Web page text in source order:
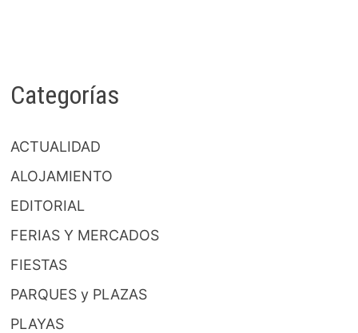
Categorías
ACTUALIDAD
ALOJAMIENTO
EDITORIAL
FERIAS Y MERCADOS
FIESTAS
PARQUES y PLAZAS
PLAYAS